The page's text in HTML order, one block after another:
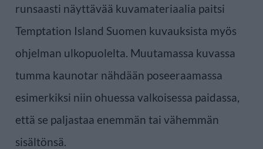
runsaasti näyttävää kuvamateriaalia paitsi
Temptation Island Suomen kuvauksista myös
ohjelman ulkopuolelta. Muutamassa kuvassa
tumma kaunotar nähdään poseeraamassa
esimerkiksi niin ohuessa valkoisessa paidassa,
että se paljastaa enemmän tai vähemmän
sisältönsä.